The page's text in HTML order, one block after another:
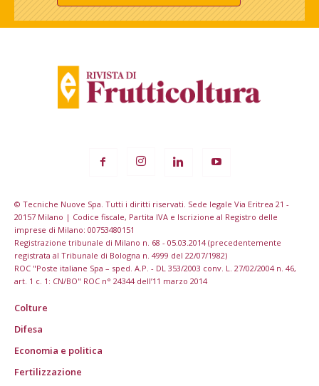
© Tecniche Nuove Spa. Tutti i diritti riservati. Sede legale Via Eritrea 21 -
20157 Milano | Codice fiscale, Partita IVA e Iscrizione al Registro delle
imprese di Milano: 00753480151
Registrazione tribunale di Milano n. 68 - 05.03.2014 (precedentemente
registrata al Tribunale di Bologna n. 4999 del 22/07/1982)
ROC "Poste italiane Spa – sped. A.P. - DL 353/2003 conv. L. 27/02/2004 n. 46,
art. 1 c. 1: CN/BO" ROC n° 24344 dell’11 marzo 2014
Colture
Difesa
Economia e politica
Fertilizzazione